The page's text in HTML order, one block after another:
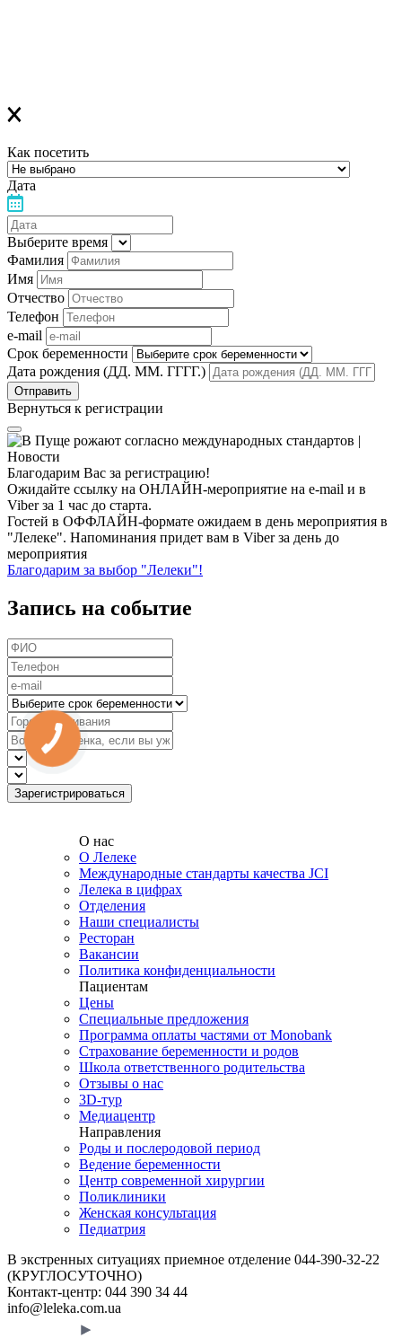
Как посетить
Дата
Выберите время
Фамилия
Имя
Отчество
Телефон
e-mail
Срок беременности
Дата рождения (ДД. ММ. ГГГГ.)
Вернуться к регистрации
Благодарим Вас за регистрацию!
Ожидайте ссылку на ОНЛАЙН-мероприятие на e-mail и в
Viber за 1 час до старта.
Гостей в ОФФЛАЙН-формате ожидаем в день мероприятия в
"Лелеке". Напоминания придет вам в Viber за день до
мероприятия
Благодарим за выбор "Лелеки"!
Запись на событие
О нас
О Лелеке
Международные стандарты качества JCI
Лелека в цифрах
Отделения
Наши специалисты
Ресторан
Вакансии
Политика конфиденциальности
Пациентам
Цены
Специальные предложения
Программа оплаты частями от Monobank
Страхование беременности и родов
Школа ответственного родительства
Отзывы о нас
3D-тур
Медиацентр
Направления
Роды и послеродовой период
Ведение беременности
Центр современной хирургии
Поликлиники
Женская консультация
Педиатрия
В экстренных ситуациях приемное отделение 044-390-32-22
(КРУГЛОСУТОЧНО)
Контакт-центр: 044 390 34 44
info@leleka.com.ua